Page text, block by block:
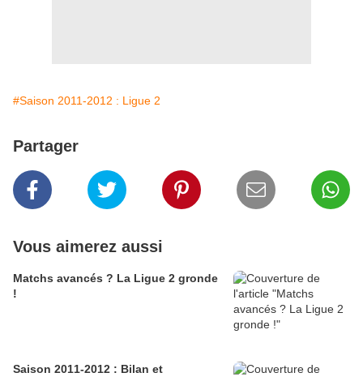
#Saison 2011-2012 : Ligue 2
Partager
Vous aimerez aussi
Matchs avancés ? La Ligue 2 gronde
!
Saison 2011-2012 : Bilan et